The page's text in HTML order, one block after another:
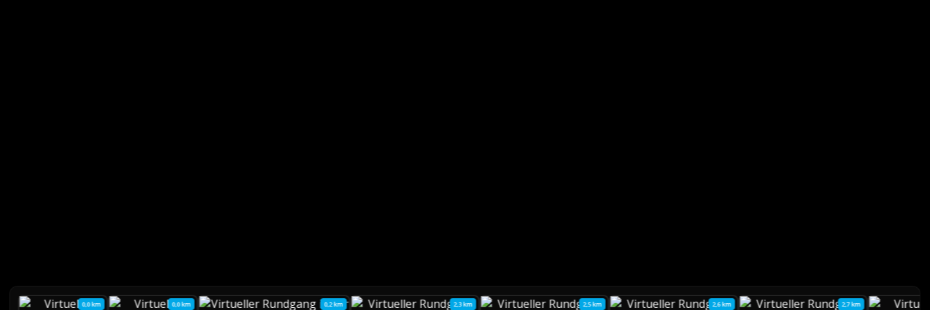
0,0 km 0,0 km 0,2 km 2,3 km 2,5 km 2,6 km 2,7 km